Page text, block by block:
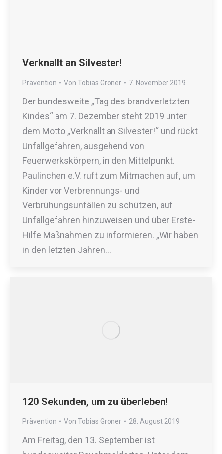
Verknallt an Silvester!
Prävention Von Tobias Groner 7. November 2019
Der bundesweite „Tag des brandverletzten
Kindes“ am 7. Dezember steht 2019 unter
dem Motto „Verknallt an Silvester!“ und rückt
Unfallgefahren, ausgehend von
Feuerwerkskörpern, in den Mittelpunkt.
Paulinchen e.V. ruft zum Mitmachen auf, um
Kinder vor Verbrennungs- und
Verbrühungsunfällen zu schützen, auf
Unfallgefahren hinzuweisen und über Erste-
Hilfe Maßnahmen zu informieren. „Wir haben
in den letzten Jahren…
120 Sekunden, um zu überleben!
Prävention Von Tobias Groner 28. August 2019
Am Freitag, den 13. September ist